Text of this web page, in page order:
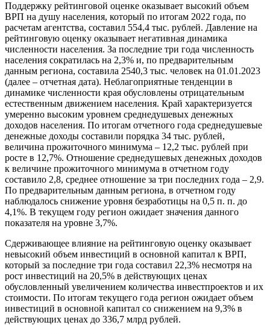
Поддержку рейтинговой оценке оказывает высокий объем
ВРП на душу населения, который по итогам 2022 года, по
расчетам агентства, составил 554,4 тыс. рублей. Давление на
рейтинговую оценку оказывает негативная динамика
численности населения. За последние три года численность
населения сократилась на 2,3% и, по предварительным
данным региона, составила 2540,3 тыс. человек на 01.01.2023
(далее – отчетная дата). Неблагоприятные тенденции в
динамике численности края обусловлены отрицательным
естественным движением населения. Край характеризуется
умеренно высоким уровнем среднедушевых денежных
доходов населения. По итогам отчетного года среднедушевые
денежные доходы составили порядка 34 тыс. рублей,
величина прожиточного минимума – 12,2 тыс. рублей при
росте в 12,7%. Отношение среднедушевых денежных доходов
к величине прожиточного минимума в отчетном году
составило 2,8, среднее отношение за три последних года – 2,9.
По предварительным данным региона, в отчетном году
наблюдалось снижение уровня безработицы на 0,5 п. п. до
4,1%. В текущем году регион ожидает значения данного
показателя на уровне 3,7%.
Сдерживающее влияние на рейтинговую оценку оказывает
невысокий объем инвестиций в основной капитал к ВРП,
который за последние три года составил 22,3% несмотря на
рост инвестиций на 20,5% в действующих ценах
обусловленный увеличением количества инвестпроектов и их
стоимости. По итогам текущего года регион ожидает объем
инвестиций в основной капитал со снижением на 9,3% в
действующих ценах до 336,7 млрд рублей.